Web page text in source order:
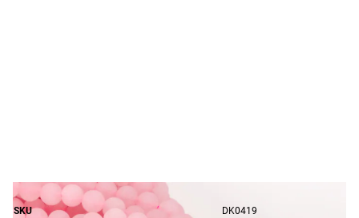
SKU
DK0419